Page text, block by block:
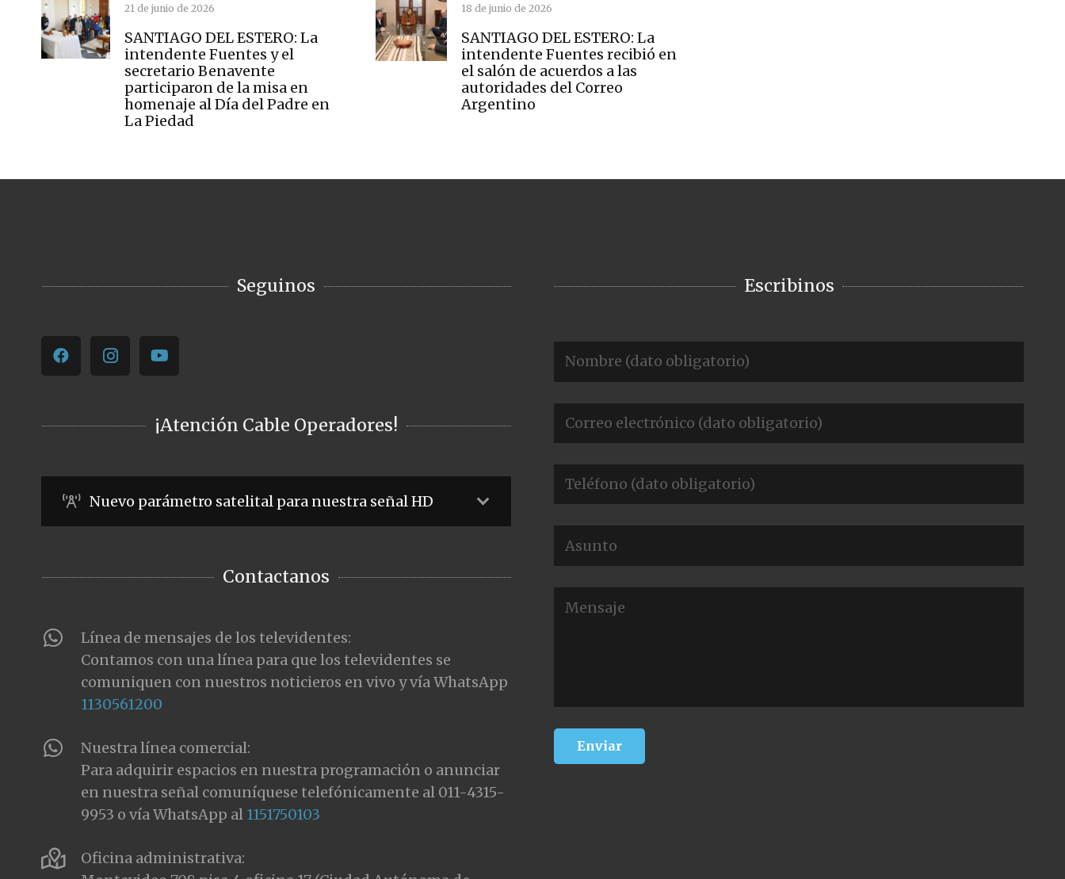
21 de junio de 2026
SANTIAGO DEL ESTERO: La
intendente Fuentes y el
secretario Benavente
participaron de la misa en
homenaje al Día del Padre en
La Piedad
18 de junio de 2026
SANTIAGO DEL ESTERO: La
intendente Fuentes recibió en
el salón de acuerdos a las
autoridades del Correo
Argentino
Seguinos
¡Atención Cable Operadores!
Nuevo parámetro satelital para nuestra señal HD
Contactanos
Línea de mensajes de los televidentes:
Contamos con una línea para que los televidentes se
comuniquen con nuestros noticieros en vivo y vía WhatsApp
1130561200
Nuestra línea comercial:
Para adquirir espacios en nuestra programación o anunciar
en nuestra señal comuníquese telefónicamente al 011-4315-
9953 o vía WhatsApp al 1151750103
Oficina administrativa:
Escribinos